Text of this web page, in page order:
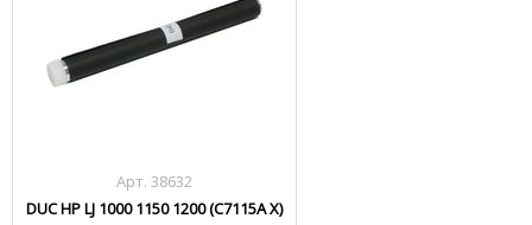
Арт. 38632
DUC HP LJ 1000 1150 1200 (C7115A X)